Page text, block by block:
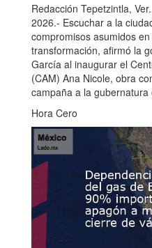
Redacción Tepetzintla,
2026.- Escuchar a la
compromisos asumidos
transformación, afirmó la
García al inaugurar el
(CAM) Ana Nicole, obra
campaña a la gubernatura
Hora Cero